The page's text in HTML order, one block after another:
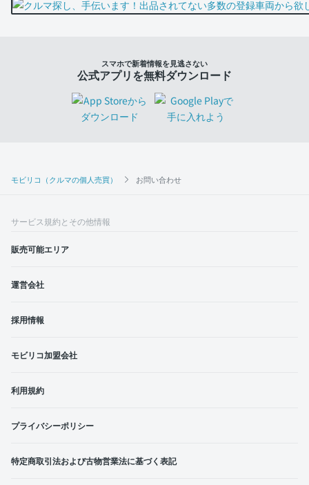
モビリコ（クルマの個人売買） お問い合わせ
スマホで新着情報を見逃さない
公式アプリを無料ダウンロード
サービス規約とその他情報
販売可能エリア
運営会社
採用情報
モビリコ加盟会社
利用規約
プライバシーポリシー
特定商取引法および古物営業法に基づく表記